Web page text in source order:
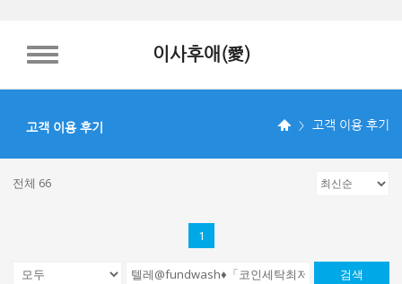
TOGGLE NAVIGATION이사후애(愛)
고객 이용 후기 고객 이용 후기
전체 66
1
검색